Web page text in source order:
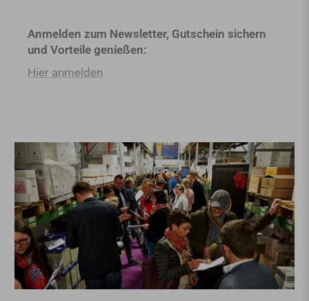
Anmelden zum Newsletter, Gutschein sichern
und Vorteile genießen:
Hier anmelden